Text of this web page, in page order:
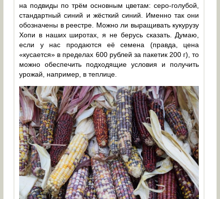
на подвиды по трём основным цветам: серо-голубой,
стандартный синий и жёсткий синий. Именно так они
обозначены в реестре. Можно ли выращивать кукурузу
Хопи в наших широтах, я не берусь сказать. Думаю,
если у нас продаются её семена (правда, цена
«кусается» в пределах 600 рублей за пакетик 200 г), то
можно обеспечить подходящие условия и получить
урожай, например, в теплице.